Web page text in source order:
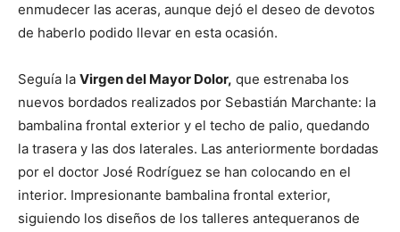
enmudecer las aceras, aunque dejó el deseo de devotos
de haberlo podido llevar en esta ocasión.
Seguía la Virgen del Mayor Dolor, que estrenaba los
nuevos bordados realizados por Sebastián Marchante: la
bambalina frontal exterior y el techo de palio, quedando
la trasera y las dos laterales. Las anteriormente bordadas
por el doctor José Rodríguez se han colocando en el
interior. Impresionante bambalina frontal exterior,
siguiendo los diseños de los talleres antequeranos de